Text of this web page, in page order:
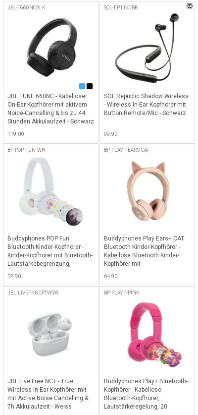
Schwarz
JBL-T660NCBLK
JBL TUNE 660NC - Kabelloser
On-Ear Kopfhörer mit aktivem
Noice-Cancelling & bis zu 44
Stunden Akkulaufzeit - Schwarz
119.00
SOL-EP1140BK
SOL Republic Shadow Wireless
- Wireless In-Ear Kopfhörer mit
Button Remote/Mic - Schwarz
99.90
BP-POP-FUN-WH
Buddyphones POP Fun
Bluetooth Kinder-Kopfhörer -
Kinder-Kopfhörer mit Bluetooth-
Lautstärkebegrenzung,
kabellose faltbare On-Ear-
32.90
BP-PLAYP-EARS-CAT
Buddyphones Play Ears+ CAT
Bluetooth Kinder-Kopfhörer -
Kabellose Bluetooth Kinder-
Kopfhörer mit
Sprachverbesserung,
64.90
JBL-LIVEFRNCPTWSW
JBL Live Free NC+ - True
Wireless In-Ear Kopfhörer mit
mit Active Noise Cancelling &
7h Akkulaufzeit - Weiss
BP-PLAYP-PINK
Buddyphones Play+ Bluetooth-
Kopfhörer - Kabellose
Bluetooth-Kopfhörer,
Lautstärkeregelung, 20